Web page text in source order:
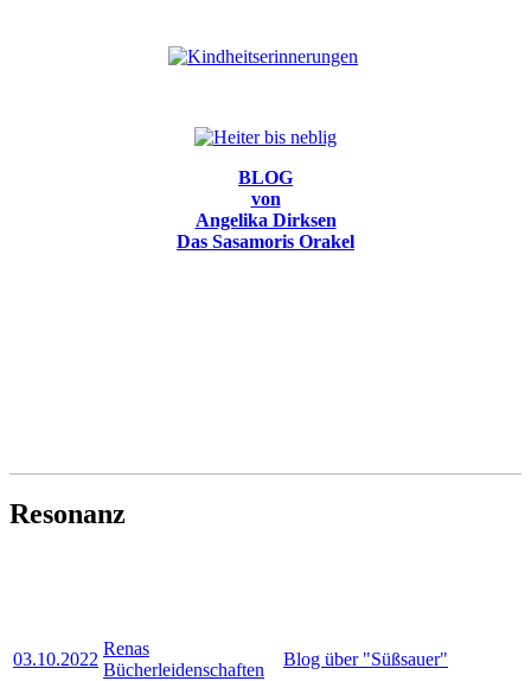
BLOG
von
Angelika Dirksen
Das Sasamoris Orakel
Resonanz
03.10.2022
Renas
Bücherleidenschaften
Blog über "Süßsauer"